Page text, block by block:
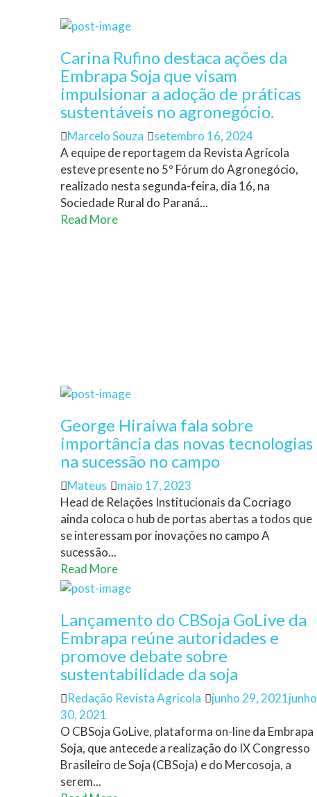
Carina Rufino destaca ações da
Embrapa Soja que visam
impulsionar a adoção de práticas
sustentáveis no agronegócio.
Author
Marcelo Souza
Posted
on
setembro 16, 2024
A equipe de reportagem da Revista Agrícola
esteve presente no 5º Fórum do Agronegócio,
realizado nesta segunda-feira, dia 16, na
Sociedade Rural do Paraná...
Read More
George Hiraiwa fala sobre
importância das novas tecnologias
na sucessão no campo
Author
Mateus
Posted
on
maio 17, 2023
Head de Relações Institucionais da Cocriago
ainda coloca o hub de portas abertas a todos que
se interessam por inovações no campo A
sucessão...
Read More
Lançamento do CBSoja GoLive da
Embrapa reúne autoridades e
promove debate sobre
sustentabilidade da soja
Author
Redação Revista Agricola
Posted
junho 29, 2021junho
30, 2021
O CBSoja GoLive, plataforma on-line da Embrapa
Soja, que antecede a realização do IX Congresso
Brasileiro de Soja (CBSoja) e do Mercosoja, a
serem...